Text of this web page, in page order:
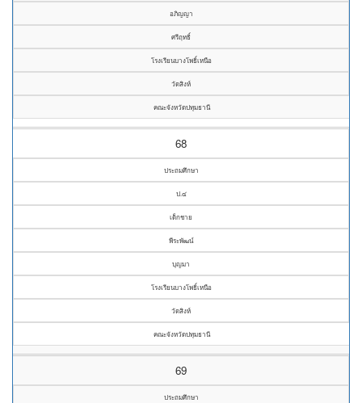
อภิญญา
ศรีฤทธิ์
โรงเรียนบางโพธิ์เหนือ
วัดสิงห์
คณะจังหวัดปทุมธานี
68
ประถมศึกษา
ป.๔
เด็กชาย
พีระพัฒน์
บุญมา
โรงเรียนบางโพธิ์เหนือ
วัดสิงห์
คณะจังหวัดปทุมธานี
69
ประถมศึกษา